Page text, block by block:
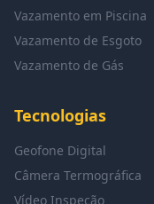
Vazamento em Piscina
Vazamento de Esgoto
Vazamento de Gás
Tecnologias
Geofone Digital
Câmera Termográfica
Vídeo Inspeção